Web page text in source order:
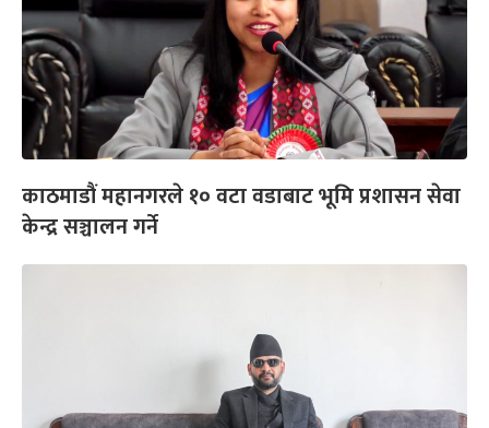
काठमाडौं महानगरले १० वटा वडाबाट भूमि प्रशासन सेवा
केन्द्र सञ्चालन गर्ने